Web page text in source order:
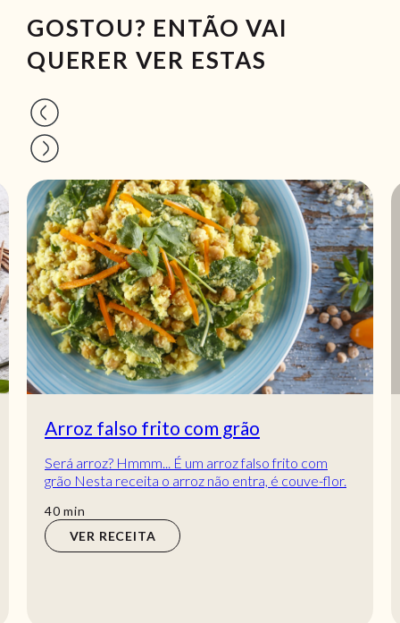
GOSTOU? ENTÃO VAI
QUERER VER ESTAS
Arroz falso frito com grão
Será arroz? Hmmm... É um arroz falso frito com
grão Nesta receita o arroz não entra, é couve-flor.
40min
min
VER RECEITA